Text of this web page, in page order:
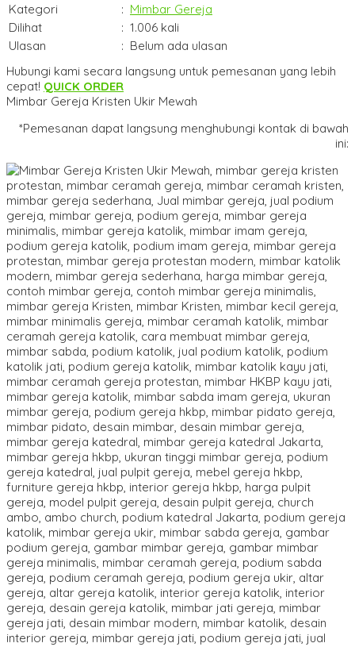
Kategori
: Mimbar Gereja
Dilihat
: 1.006 kali
Ulasan
: Belum ada ulasan
Hubungi kami secara langsung untuk pemesanan yang lebih
cepat! QUICK ORDER
Mimbar Gereja Kristen Ukir Mewah
*Pemesanan dapat langsung menghubungi kontak di bawah
ini: